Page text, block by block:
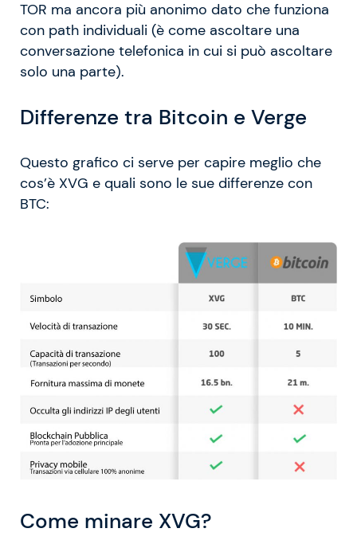
TOR ma ancora più anonimo dato che funziona
con path individuali (è come ascoltare una
conversazione telefonica in cui si può ascoltare
solo una parte).
Differenze tra Bitcoin e Verge
Questo grafico ci serve per capire meglio che
cos’è XVG e quali sono le sue differenze con
BTC:
Come minare XVG?